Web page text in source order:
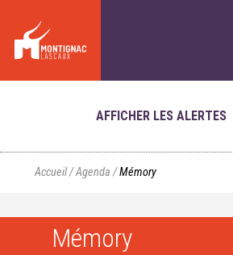
AFFICHER LES ALERTES
Accueil/Agenda /Mémory
Mémory